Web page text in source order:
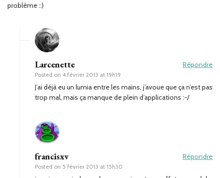
problème ::)
Larcenette
Posted on 4 février 2013 at 19h19
Répondre
J’ai déjà eu un lumia entre les mains, j’avoue que ça n’est pas
trop mal, mais ça manque de plein d’applications :-/
francisxv
Posted on 5 février 2013 at 15h30
Répondre